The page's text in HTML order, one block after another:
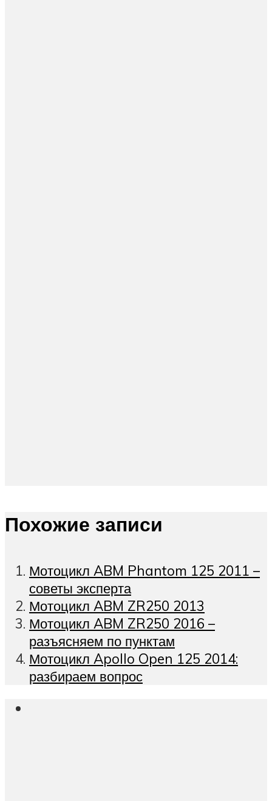
Похожие записи
Мотоцикл ABM Phantom 125 2011 –
советы эксперта
Мотоцикл ABM ZR250 2013
Мотоцикл ABM ZR250 2016 –
разъясняем по пунктам
Мотоцикл Apollo Open 125 2014:
разбираем вопрос